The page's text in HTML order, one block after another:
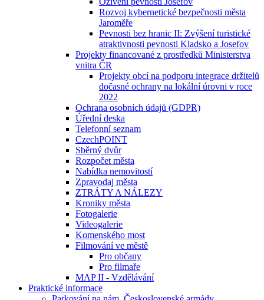
Rozvoj kybernetické bezpečnosti města
Jaroměře
Pevnosti bez hranic II: Zvýšení turistické
atraktivnosti pevnosti Kladsko a Josefov
Projekty financované z prostředků Ministerstva
vnitra ČR
Projekty obcí na podporu integrace držitelů
dočasné ochrany na lokální úrovni v roce
2022
Ochrana osobních údajů (GDPR)
Úřední deska
Telefonní seznam
CzechPOINT
Sběrný dvůr
Rozpočet města
Nabídka nemovitostí
Zpravodaj města
ZTRÁTY A NÁLEZY
Kroniky města
Fotogalerie
Videogalerie
Komenského most
Filmování ve městě
Pro občany
Pro filmaře
MAP II - Vzdělávání
Praktické informace